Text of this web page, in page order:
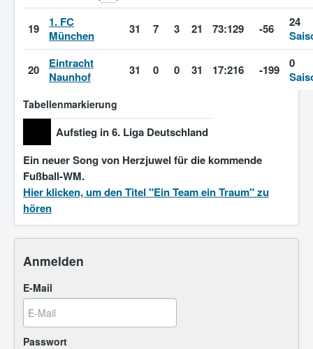
19
1. FC
München
31 7 3 21 73:129 -56
24
20
Eintracht
Naunhof
31 0 0 31 17:216 -199
0
Tabellenmarkierung
Aufstieg in 6. Liga Deutschland
Ein neuer Song von Herzjuwel für die kommende
Fußball-WM.
Hier klicken, um den Titel "Ein Team ein Traum" zu
hören
Anmelden
E-Mail
Passwort